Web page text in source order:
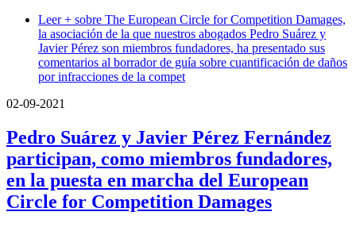
Leer + sobre The European Circle for Competition Damages,
la asociación de la que nuestros abogados Pedro Suárez y
Javier Pérez son miembros fundadores, ha presentado sus
comentarios al borrador de guía sobre cuantificación de daños
por infracciones de la compet
02-09-2021
Pedro Suárez y Javier Pérez Fernández
participan, como miembros fundadores,
en la puesta en marcha del European
Circle for Competition Damages